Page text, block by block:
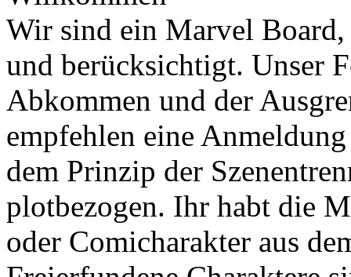
Wir sind ein Marvel
und berücksichtigt. Unser
Abkommen und der
empfehlen eine
dem Prinzip der
plotbezogen. Ihr habt die
oder Comicharakter aus